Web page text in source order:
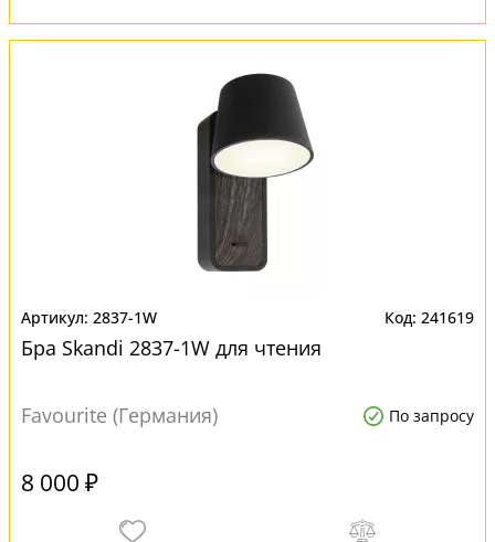
2837-1W 241619
Бра Skandi 2837-1W для чтения
Favourite (Германия) По запросу
8 000 ₽